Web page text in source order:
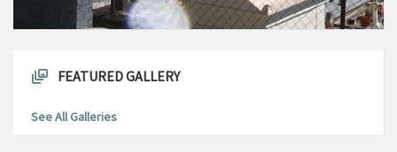
FEATURED GALLERY
See All Galleries